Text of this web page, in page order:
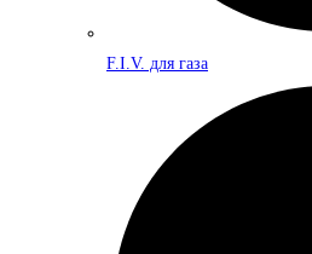
F.I.V. для газа